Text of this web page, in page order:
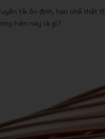
tải ổn định, hạn chế thất
hiện nay là gì?